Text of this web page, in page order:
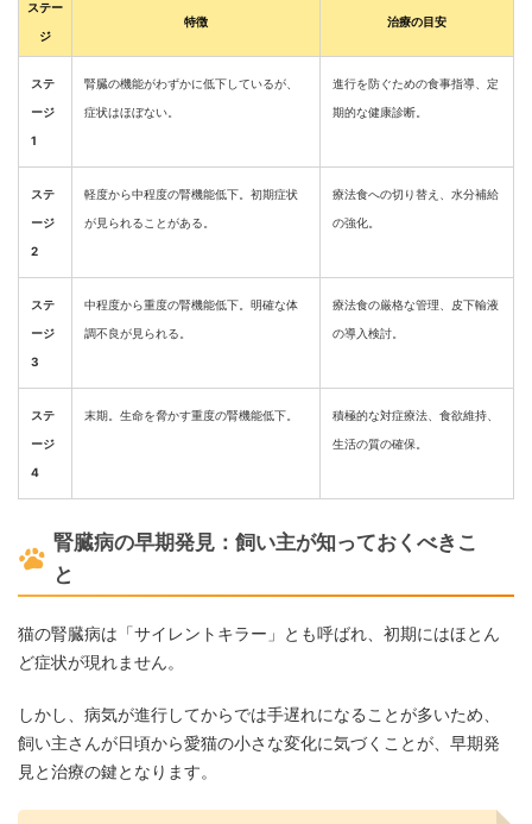
ステー
ジ
特徴 治療の目安
ステ
ージ
1
腎臓の機能がわずかに低下しているが、
症状はほぼない。
進行を防ぐための食事指導、定
期的な健康診断。
ステ
ージ
2
軽度から中程度の腎機能低下。初期症状
が見られることがある。
療法食への切り替え、水分補給
の強化。
ステ
ージ
3
中程度から重度の腎機能低下。明確な体
調不良が見られる。
療法食の厳格な管理、皮下輸液
の導入検討。
ステ
ージ
4
末期。生命を脅かす重度の腎機能低下。
積極的な対症療法、食欲維持、
生活の質の確保。
腎臓病の早期発見：飼い主が知っておくべきこ
と
猫の腎臓病は「サイレントキラー」とも呼ばれ、初期にはほとん
ど症状が現れません。
しかし、病気が進行してからでは手遅れになることが多いため、
飼い主さんが日頃から愛猫の小さな変化に気づくことが、早期発
見と治療の鍵となります。